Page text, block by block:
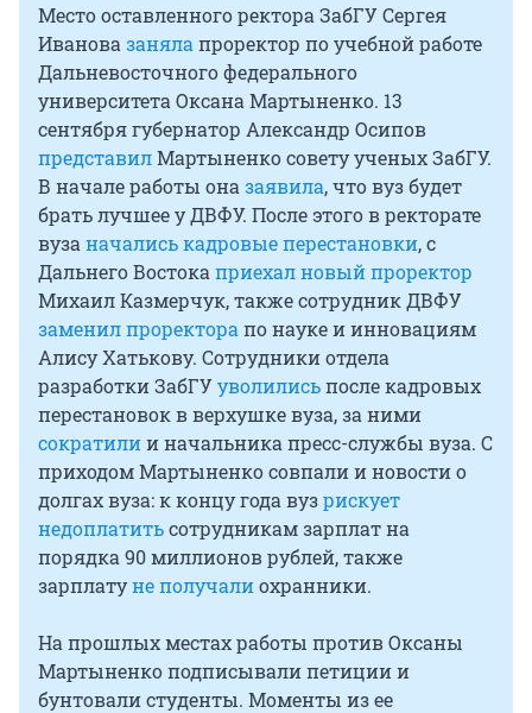
Место оставленного ректора ЗабГУ Сергея
Иванова заняла проректор по учебной работе
Дальневосточного федерального
университета Оксана Мартыненко. 13
сентября губернатор Александр Осипов
представилМартыненко совету ученых ЗабГУ.
В начале работы она заявила, что вуз будет
брать лучшее у ДВФУ. После этого в ректорате
вуза начались кадровые перестановки, с
Дальнего Востока приехал новый проректор
Михаил Казмерчук, также сотрудник ДВФУ
заменил проректора по науке и инновациям
Алису Хатькову. Сотрудники отдела
разработки ЗабГУуволилисьпосле кадровых
перестановок в верхушке вуза, за ними
сократилии начальника пресс-службы вуза. С
приходом Мартыненко совпали и новости о
долгах вуза: к концу года вузрискует
недоплатитьсотрудникам зарплат на
порядка 90 миллионов рублей, также
зарплатуне получалиохранники.
На прошлых местах работы против Оксаны
Мартыненко подписывали петиции и
бунтовали студенты. Моменты из ее